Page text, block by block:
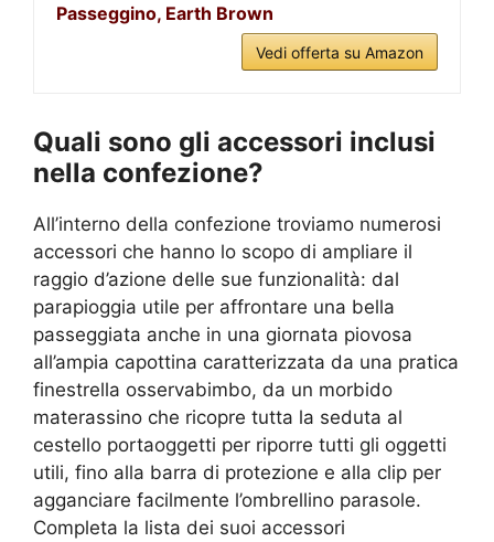
Passeggino, Earth Brown
Vedi offerta su Amazon
Quali sono gli accessori inclusi
nella confezione?
All’interno della confezione troviamo numerosi
accessori che hanno lo scopo di ampliare il
raggio d’azione delle sue funzionalità: dal
parapioggia utile per affrontare una bella
passeggiata anche in una giornata piovosa
all’ampia capottina caratterizzata da una pratica
finestrella osservabimbo, da un morbido
materassino che ricopre tutta la seduta al
cestello portaoggetti per riporre tutti gli oggetti
utili, fino alla barra di protezione e alla clip per
agganciare facilmente l’ombrellino parasole.
Completa la lista dei suoi accessori